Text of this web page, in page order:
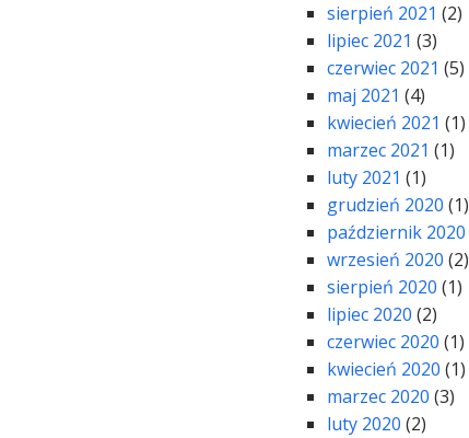
sierpień 2021 (2)
lipiec 2021 (3)
czerwiec 2021 (5)
maj 2021 (4)
kwiecień 2021 (1)
marzec 2021 (1)
luty 2021 (1)
grudzień 2020 (1)
październik 2020
wrzesień 2020 (2)
sierpień 2020 (1)
lipiec 2020 (2)
czerwiec 2020 (1)
kwiecień 2020 (1)
marzec 2020 (3)
luty 2020 (2)